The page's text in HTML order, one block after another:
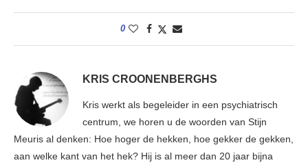
0
KRIS CROONENBERGHS
Kris werkt als begeleider in een psychiatrisch
centrum, we horen u de woorden van Stijn
Meuris al denken: Hoe hoger de hekken, hoe gekker de gekken,
aan welke kant van het hek? Hij is al meer dan 20 jaar bijna